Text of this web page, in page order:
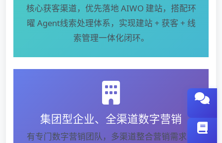
核心获客渠道，优先落地 AIWO 建站，搭配环
曜 Agent线索处理体系，实现建站 + 获客 + 线
索管理一体化闭环。
集团型企业、全渠道数字营销
有专门数字营销团队，多渠道整合营销需求，